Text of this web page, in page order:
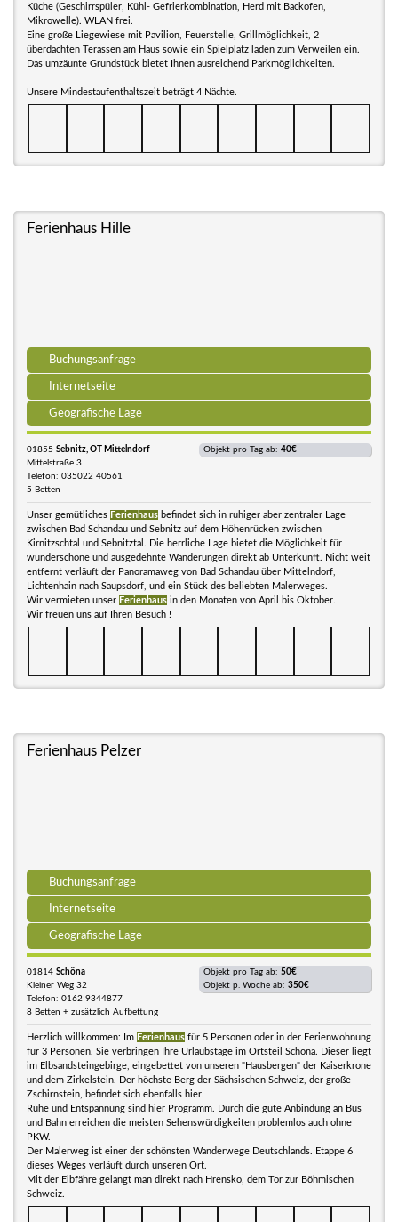
Küche (Geschirrspüler, Kühl- Gefrierkombination, Herd mit Backofen,
Mikrowelle). WLAN frei.
Eine große Liegewiese mit Pavilion, Feuerstelle, Grillmöglichkeit, 2
überdachten Terassen am Haus sowie ein Spielplatz laden zum Verweilen ein.
Das umzäunte Grundstück bietet Ihnen ausreichend Parkmöglichkeiten.
Unsere Mindestaufenthaltszeit beträgt 4 Nächte.
Ferienhaus Hille
Buchungsanfrage
Internetseite
Geografische Lage
01855 Sebnitz, OT Mittelndorf
Mittelstraße 3
Telefon: 035022 40561
5 Betten
Objekt pro Tag ab: 40€
Unser gemütliches Ferienhaus befindet sich in ruhiger aber zentraler Lage
zwischen Bad Schandau und Sebnitz auf dem Höhenrücken zwischen
Kirnitzschtal und Sebnitztal. Die herrliche Lage bietet die Möglichkeit für
wunderschöne und ausgedehnte Wanderungen direkt ab Unterkunft. Nicht weit
entfernt verläuft der Panoramaweg von Bad Schandau über Mittelndorf,
Lichtenhain nach Saupsdorf, und ein Stück des beliebten Malerweges.
Wir vermieten unser Ferienhaus in den Monaten von April bis Oktober.
Wir freuen uns auf Ihren Besuch !
Ferienhaus Pelzer
Buchungsanfrage
Internetseite
Geografische Lage
01814 Schöna
Kleiner Weg 32
Telefon: 0162 9344877
8 Betten + zusätzlich Aufbettung
Objekt pro Tag ab: 50€
Objekt p. Woche ab: 350€
Herzlich willkommen: Im Ferienhaus für 5 Personen oder in der Ferienwohnung
für 3 Personen. Sie verbringen Ihre Urlaubstage im Ortsteil Schöna. Dieser liegt
im Elbsandsteingebirge, eingebettet von unseren "Hausbergen" der Kaiserkrone
und dem Zirkelstein. Der höchste Berg der Sächsischen Schweiz, der große
Zschirnstein, befindet sich ebenfalls hier.
Ruhe und Entspannung sind hier Programm. Durch die gute Anbindung an Bus
und Bahn erreichen die meisten Sehenswürdigkeiten problemlos auch ohne
PKW.
Der Malerweg ist einer der schönsten Wanderwege Deutschlands. Etappe 6
dieses Weges verläuft durch unseren Ort.
Mit der Elbfähre gelangt man direkt nach Hrensko, dem Tor zur Böhmischen
Schweiz.